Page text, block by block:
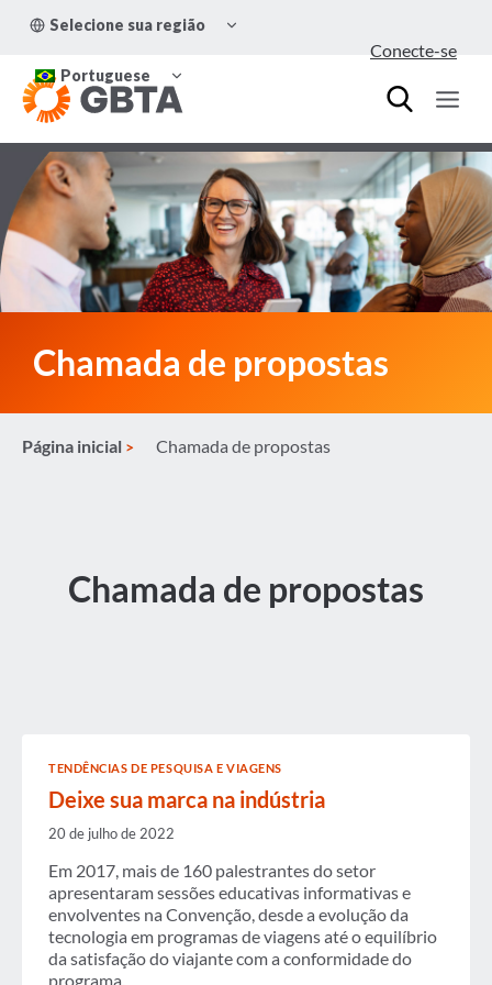
para
Conteúdo
Selecione sua região
MENU
Portuguese
MENU
FILHO
Conecte-se
Chamada de propostas
Página inicial Chamada de propostas
Chamada de propostas
TENDÊNCIAS DE PESQUISA E VIAGENS
Deixe sua marca na indústria
20 de julho de 2022
Em 2017, mais de 160 palestrantes do setor
apresentaram sessões educativas informativas e
envolventes na Convenção, desde a evolução da
tecnologia em programas de viagens até o equilíbrio
da satisfação do viajante com a conformidade do
programa.